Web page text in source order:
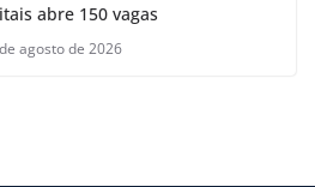
abre 150 vagas
agosto de 2026